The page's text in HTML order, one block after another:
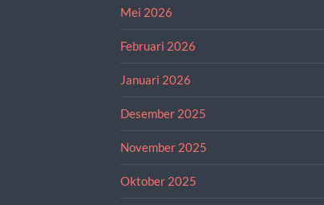
Mei 2026
Februari 2026
Januari 2026
Desember 2025
November 2025
Oktober 2025